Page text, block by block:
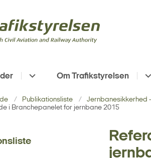
Om Trafikstyrelsen
Publikationsliste Jernbanesikkerhed
i Branchepanelet for jernbane 2015